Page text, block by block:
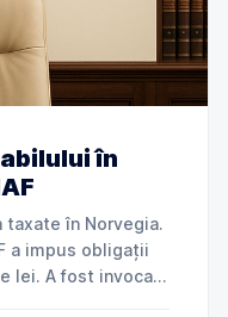
în
taxate în Norvegia.
lei. A fost invocată